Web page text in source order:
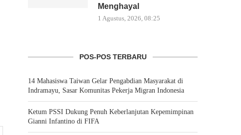
Menghayal
1 Agustus, 2026, 08:25
POS-POS TERBARU
14 Mahasiswa Taiwan Gelar Pengabdian Masyarakat di
Indramayu, Sasar Komunitas Pekerja Migran Indonesia
Ketum PSSI Dukung Penuh Keberlanjutan Kepemimpinan
Gianni Infantino di FIFA